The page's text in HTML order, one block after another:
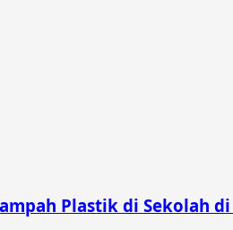
Plastik di Sekolah